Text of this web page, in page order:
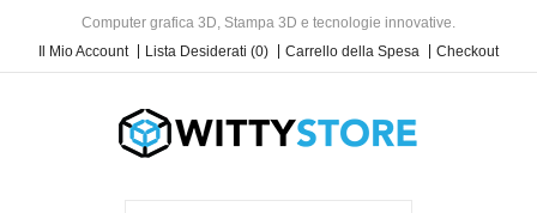
Computer grafica 3D, Stampa 3D e tecnologie innovative.
Il Mio Account
Lista Desiderati (0) Carrello della Spesa Checkout